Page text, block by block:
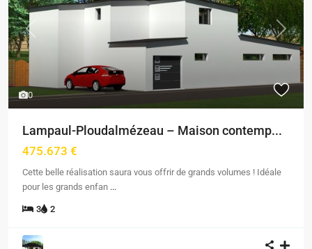
0
Previous Next
Lampaul-Ploudalmézeau – Maison contemp...
475.673 €
Cette belle réalisation saura vous offrir de grands volumes ! Idéale
pour les grands enfan ...
3 2